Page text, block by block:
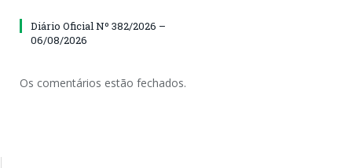
Diário Oficial Nº 382/2026 –
06/08/2026
Os comentários estão fechados.